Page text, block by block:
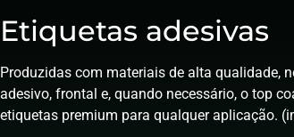
Etiquetas adesivas
Produzidas com materiais de alta qualidade,
adesivo, frontal e, quando necessário, o top
etiquetas premium para qualquer aplicação.